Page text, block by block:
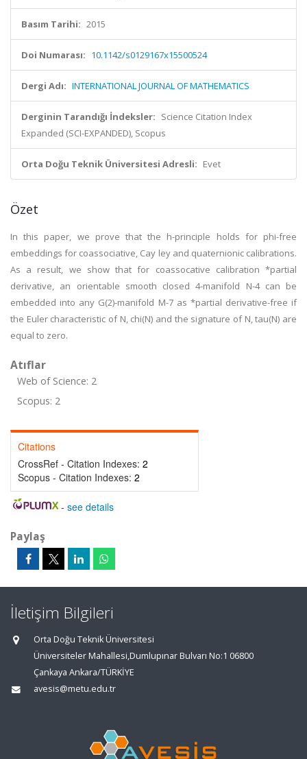
Basım Tarihi: 2015
Doi Numarası: 10.1142/s0129167x15500524
Dergi Adı: INTERNATIONAL JOURNAL OF MATHEMATICS
Derginin Tarandığı İndeksler: Science Citation Index
Expanded (SCI-EXPANDED), Scopus
Orta Doğu Teknik Üniversitesi Adresli: Evet
Özet
In this paper, we prove that the h-principle holds for phi-free
embeddings for coassociative, Cay ley and quaternionic calibrations.
As a result, we show that for coassocative calibration *partial
derivative, an orientable smooth closed 4-manifold N-4 can be
embedded into any G(2)-manifold M-7 as *partial derivative-free if
the Euler characteristic of N, chi(N) and the signature of N, tau(N) are
equal to zero.
Atıflar
Web of Science: 2
Scopus: 2
Citations
CrossRef - Citation Indexes: 2
Scopus - Citation Indexes: 2
- see details
Paylaş
İletişim Bilgileri
Orta Doğu Teknik Üniversitesi
Üniversiteler Mahallesi,Dumlupınar Bulvarı No:1 06800
Çankaya Ankara/TÜRKİYE
avesis@metu.edu.tr